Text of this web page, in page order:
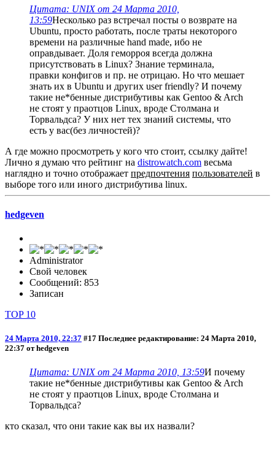
Цитата: UNIX от 24 Марта 2010,
13:59Несколько раз встречал посты о возврате на
Ubuntu, просто работать, после траты некоторого
времени на различные hand made, ибо не
оправдывает. Доля геморроя всегда должна
присутствовать в Linux? Знание терминала,
правки конфигов и пр. не отрицаю. Но что мешает
знать их в Ubuntu и других user friendly? И почему
такие не*бенные дистрибутивы как Gentoo & Arch
не стоят у праотцов Linux, вроде Столмана и
Торвальдса? У них нет тех знаний системы, что
есть у вас(без личностей)?
А где можно просмотреть у кого что стоит, ссылку дайте!
Лично я думаю что рейтинг на distrowatch.com весьма
наглядно и точно отображает предпочтения пользователей в
выборе того или иного дистрибутива linux.
hedgeven
Administrator
Свой человек
Сообщений: 853
Записан
TOP 10
24 Марта 2010, 22:37 #17 Последнее редактирование: 24 Марта 2010,
22:37 от hedgeven
Цитата: UNIX от 24 Марта 2010, 13:59И почему
такие не*бенные дистрибутивы как Gentoo & Arch
не стоят у праотцов Linux, вроде Столмана и
Торвальдса?
кто сказал, что они такие как вы их назвали?